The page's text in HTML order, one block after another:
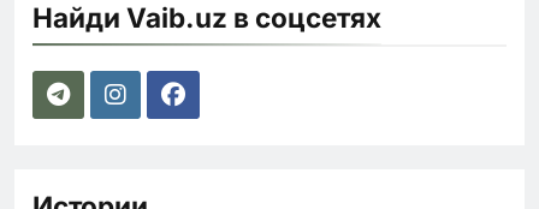
Найди Vaib.uz в соцсетях